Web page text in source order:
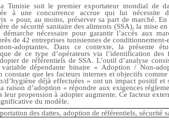
Tunisie soit le premier exportateur mondial de
à une concurrence accrue qui lui nécessite
» pour, au moins, préserver sa part de marché.
de sécurité sanitaire des aliments (SSA), la mise
nécessaire pour garantir l’accès aux
de 42 entreprises tunisiennes de
adoptantes. Dans ce contexte, la présente
de ce type d’opérateurs via l’identification
de référentiels de SSA. L’outil d’analyse
dépendante binaire « Adoption / Non-
constate que les facteurs internes et objectifs
d’hygiène déjà effectuées » ont un impact positif
raison d’adoption « répondre aux exigences
leur propension à adopter augmente. Ce facteur
du modèle.
des dattes, adoption de référentiels, sécurité